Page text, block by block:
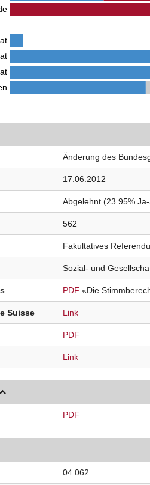
Änderung des
17.06.2012
Abgelehnt (23.95%
562
Fakultatives
Sozial- und
PDF «Die
Suisse Link
PDF
Link
PDF
04.062